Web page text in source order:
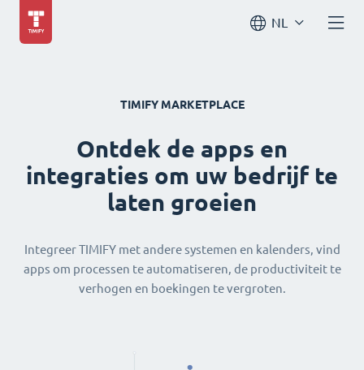
NL
TIMIFY MARKETPLACE
Ontdek de apps en
integraties om uw bedrijf te
laten groeien
Integreer TIMIFY met andere systemen en kalenders, vind
apps om processen te automatiseren, de productiviteit te
verhogen en boekingen te vergroten.